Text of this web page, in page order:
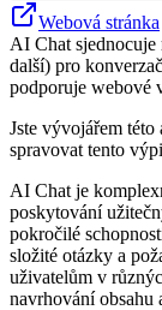
Webová stránka
AI Chat
další) pro
podporuje webové
Jste vývojářem této
spravovat tento
AI Chat je
poskytování
pokročilé
složité otázky a
uživatelům v
navrhování obsahu